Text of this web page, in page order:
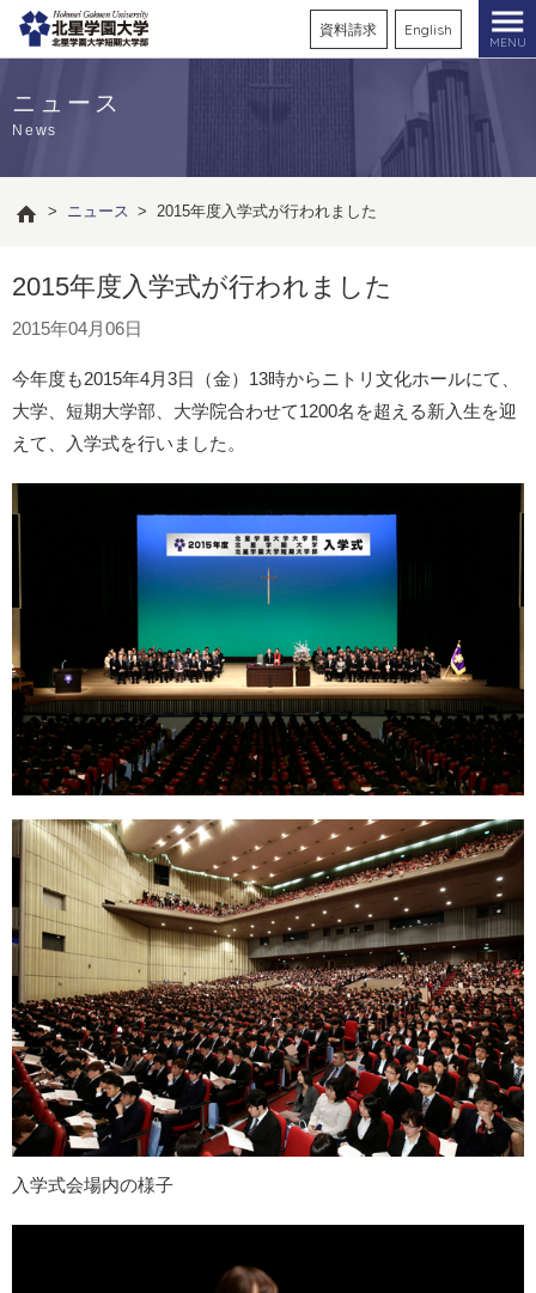
資料請求 English
MENU
ニュース
News
> ニュース > 2015年度入学式が行われました
2015年度入学式が行われました
2015年04月06日
今年度も2015年4月3日（金）13時からニトリ文化ホールにて、
大学、短期大学部、大学院合わせて1200名を超える新入生を迎
えて、入学式を行いました。
入学式会場内の様子